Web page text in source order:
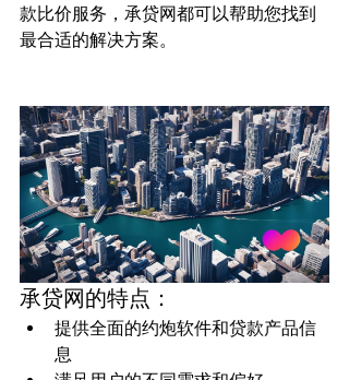
款比价服务，承贷网都可以帮助您找到
最合适的解决方案。
承贷网的特点：
提供全面的约炮软件和贷款产品信
息